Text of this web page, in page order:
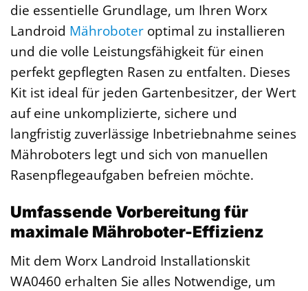
die essentielle Grundlage, um Ihren Worx
Landroid Mähroboter optimal zu installieren
und die volle Leistungsfähigkeit für einen
perfekt gepflegten Rasen zu entfalten. Dieses
Kit ist ideal für jeden Gartenbesitzer, der Wert
auf eine unkomplizierte, sichere und
langfristig zuverlässige Inbetriebnahme seines
Mähroboters legt und sich von manuellen
Rasenpflegeaufgaben befreien möchte.
Umfassende Vorbereitung für
maximale Mähroboter-Effizienz
Mit dem Worx Landroid Installationskit
WA0460 erhalten Sie alles Notwendige, um